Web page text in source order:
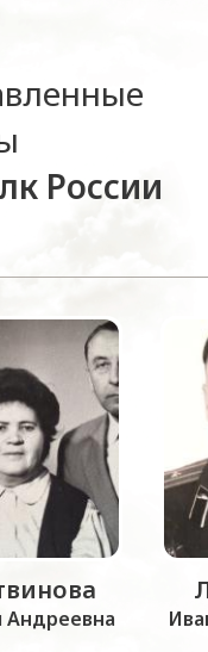
России
Андреевна